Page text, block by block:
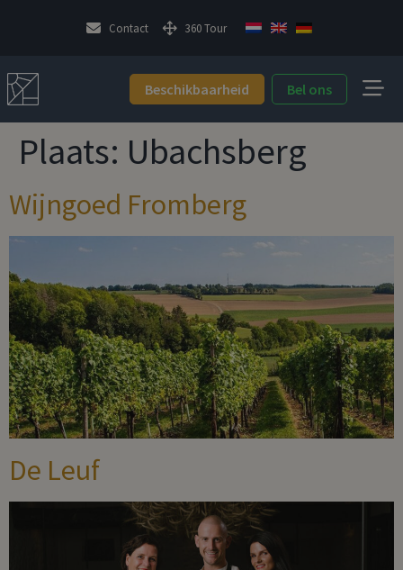
Contact 360 Tour
Beschikbaarheid Bel ons
Plaats: Ubachsberg
Wijngoed Fromberg
De Leuf